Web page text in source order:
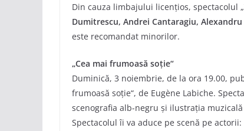
Din cauza limbajului licențios, spectacolul
Dumitrescu, Andrei Cantaragiu,
este recomandat minorilor.
„Cea mai frumoasă soție“
Duminică, 3 noiembrie, de la ora 19.00,
frumoasă soție“, de Eugène Labiche.
scenografia alb-negru și ilustrația
Spectacolul îi va aduce pe scenă pe actorii: